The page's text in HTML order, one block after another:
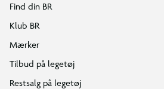
Find din BR
Klub BR
Mærker
Tilbud på legetøj
Restsalg på legetøj